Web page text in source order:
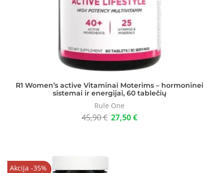
R1 Women’s active Vitaminai Moterims – hormoninei
sistemai ir energijai, 60 tablečių
Rule One
45,90€ 27,50€
Akcija -35%